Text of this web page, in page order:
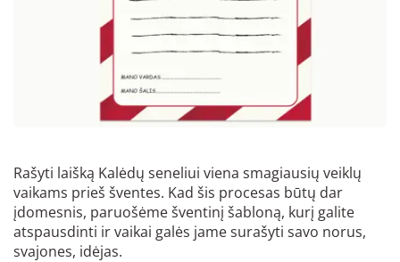
Rašyti laišką Kalėdų seneliui viena smagiausių veiklų
vaikams prieš šventes. Kad šis procesas būtų dar
įdomesnis, paruošėme šventinį šabloną, kurį galite
atspausdinti ir vaikai galės jame surašyti savo norus,
svajones, idėjas.